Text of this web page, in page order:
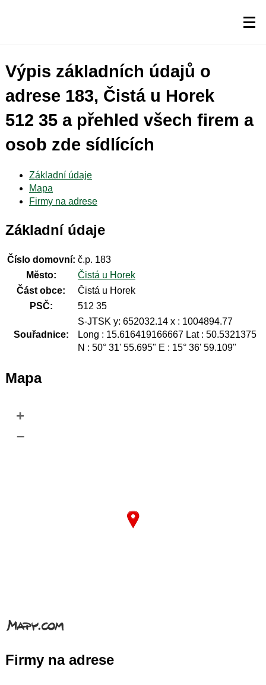
Výpis základních údajů o
adrese 183, Čistá u Horek
512 35 a přehled všech firem a
osob zde sídlících
Základní údaje
Mapa
Firmy na adrese
Základní údaje
Číslo domovní: č.p. 183
Město:
Čistá u Horek
Část obce:
Čistá u Horek
PSČ:
512 35
Souřadnice:
S-JTSK y: 652032.14 x : 1004894.77
Long : 15.616419166667 Lat : 50.5321375
N : 50° 31' 55.695" E : 15° 36' 59.109"
Mapa
+
–
Firmy na adrese